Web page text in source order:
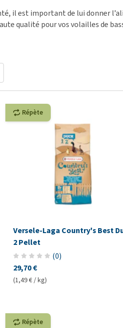
Matériel médical
Tout afficher
il est important de lui donner
qualité pour vos volailles de
Répète
Versele-Laga Country's Best
2 Pellet
(0)
29,70 €
(1,49 € / kg)
Répète